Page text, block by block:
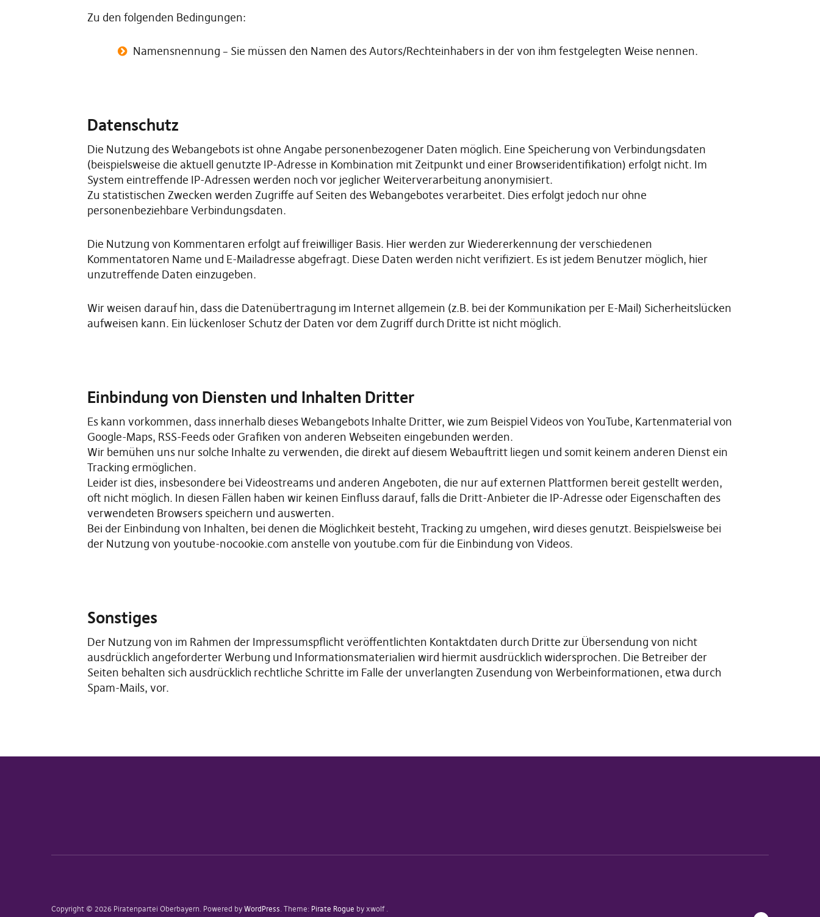
Zu den folgenden Bedingungen:
Namensnennung – Sie müssen den Namen des Autors/Rechteinhabers in der von ihm festgelegten Weise nennen.
Datenschutz
Die Nutzung des Webangebots ist ohne Angabe personenbezogener Daten möglich. Eine Speicherung von Verbindungsdaten
(beispielsweise die aktuell genutzte IP-Adresse in Kombination mit Zeitpunkt und einer Browseridentifikation) erfolgt nicht. Im
System eintreffende IP-Adressen werden noch vor jeglicher Weiterverarbeitung anonymisiert.
Zu statistischen Zwecken werden Zugriffe auf Seiten des Webangebotes verarbeitet. Dies erfolgt jedoch nur ohne
personenbeziehbare Verbindungsdaten.
Die Nutzung von Kommentaren erfolgt auf freiwilliger Basis. Hier werden zur Wiedererkennung der verschiedenen
Kommentatoren Name und E-Mailadresse abgefragt. Diese Daten werden nicht verifiziert. Es ist jedem Benutzer möglich, hier
unzutreffende Daten einzugeben.
Wir weisen darauf hin, dass die Datenübertragung im Internet allgemein (z.B. bei der Kommunikation per E-Mail) Sicherheitslücken
aufweisen kann. Ein lückenloser Schutz der Daten vor dem Zugriff durch Dritte ist nicht möglich.
Einbindung von Diensten und Inhalten Dritter
Es kann vorkommen, dass innerhalb dieses Webangebots Inhalte Dritter, wie zum Beispiel Videos von YouTube, Kartenmaterial von
Google-Maps, RSS-Feeds oder Grafiken von anderen Webseiten eingebunden werden.
Wir bemühen uns nur solche Inhalte zu verwenden, die direkt auf diesem Webauftritt liegen und somit keinem anderen Dienst ein
Tracking ermöglichen.
Leider ist dies, insbesondere bei Videostreams und anderen Angeboten, die nur auf externen Plattformen bereit gestellt werden,
oft nicht möglich. In diesen Fällen haben wir keinen Einfluss darauf, falls die Dritt-Anbieter die IP-Adresse oder Eigenschaften des
verwendeten Browsers speichern und auswerten.
Bei der Einbindung von Inhalten, bei denen die Möglichkeit besteht, Tracking zu umgehen, wird dieses genutzt. Beispielsweise bei
der Nutzung von youtube-nocookie.com anstelle von youtube.com für die Einbindung von Videos.
Sonstiges
Der Nutzung von im Rahmen der Impressumspflicht veröffentlichten Kontaktdaten durch Dritte zur Übersendung von nicht
ausdrücklich angeforderter Werbung und Informationsmaterialien wird hiermit ausdrücklich widersprochen. Die Betreiber der
Seiten behalten sich ausdrücklich rechtliche Schritte im Falle der unverlangten Zusendung von Werbeinformationen, etwa durch
Spam-Mails, vor.
Copyright © 2026 Piratenpartei Oberbayern Powered by WordPress Theme: Pirate Rogue by xwolf